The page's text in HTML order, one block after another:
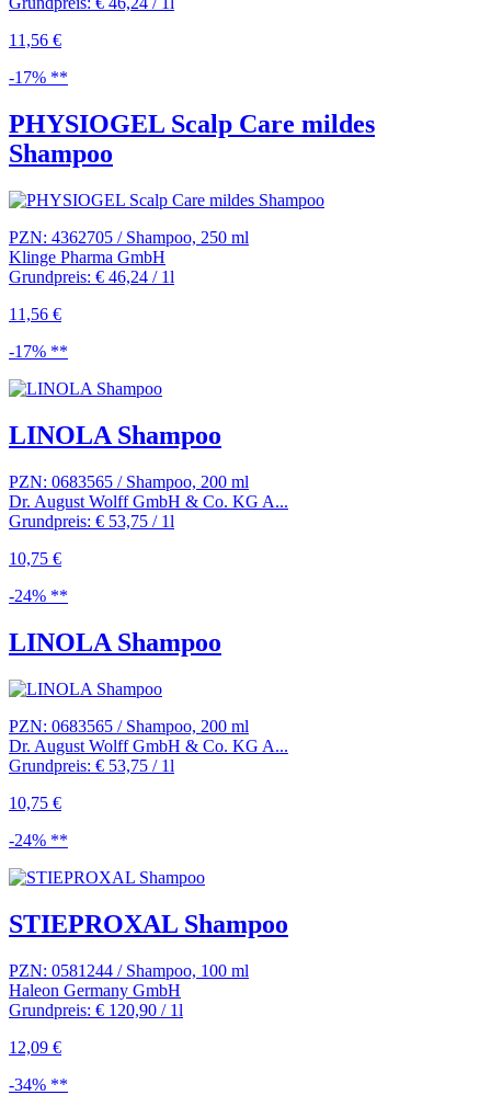
11,56 €
-17% **
PHYSIOGEL Scalp Care mildes
Shampoo
PZN: 4362705 / Shampoo, 250 ml
Klinge Pharma GmbH
Grundpreis: € 46,24 / 1l
11,56 €
-17% **
LINOLA Shampoo
PZN: 0683565 / Shampoo, 200 ml
Dr. August Wolff GmbH & Co. KG A...
Grundpreis: € 53,75 / 1l
10,75 €
-24% **
LINOLA Shampoo
PZN: 0683565 / Shampoo, 200 ml
Dr. August Wolff GmbH & Co. KG A...
Grundpreis: € 53,75 / 1l
10,75 €
-24% **
STIEPROXAL Shampoo
PZN: 0581244 / Shampoo, 100 ml
Haleon Germany GmbH
Grundpreis: € 120,90 / 1l
12,09 €
-34% **